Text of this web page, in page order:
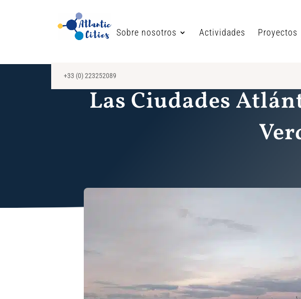
Sobre nosotros Actividades Proyectos
+33 (0) 223252089
Las Ciudades